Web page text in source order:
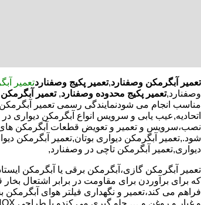
تعمیر آبگرمکن وصفنارد,تعمیر پکیج وصفناردتعمیر
وصفنارد,تعمیر پکیج محدوده وصفنارد, تعمیر
مناسب انجام می شودنمایندگی رسمی تعمیر آبگرمکن
اتحادیه,عیب یابی و سرویس انواع آبگرمکن دیواری
نصب،سرویس و تعمیر و تعویض قطعات آبگرمکن های
شود.,تعمیر آبگرمکن دیواری بوتان,تعمیر آبگرمکن
دیواری,تعمیر آبگرمکن تاچی در وصفنارد,
که برای برآوردن برای مقاومت در برابر اشتعال
فراهم می کند،تعمیر و نگهداری فیلتر هوای